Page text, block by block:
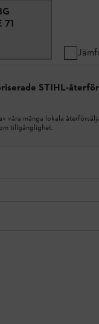
71
STIHL-
våra många lokala
tillgänglighet.